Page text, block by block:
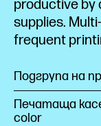
productive by
supplies.
frequent
Подгрупа на
Печатаща
color